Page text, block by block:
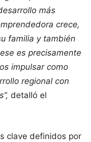
más
crece,
familia y también
es precisamente
impulsar como
regional con
detalló el
clave definidos por